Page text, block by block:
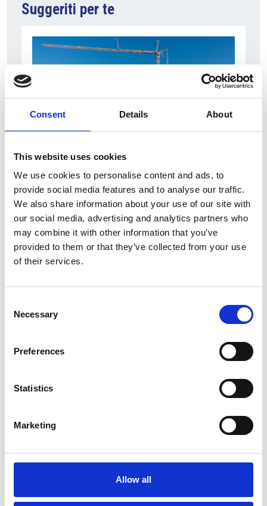
Consent Details About
This website uses cookies
We use cookies to personalise content and ads, to
provide social media features and to analyse our traffic.
We also share information about your use of our site with
our social media, advertising and analytics partners who
may combine it with other information that you’ve
provided to them or that they’ve collected from your use
of their services.
Selection
Necessary
Preferences
Statistics
Marketing
Allow all
Suggeriti per te
7 Agosto 2026
Nel primo semestre è aumentata fortemente la
costruzione di nuove abitazioni
Repubblica Ceca
Repubblica Ceca